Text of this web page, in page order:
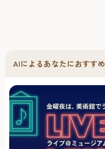
AIによるあなたにおすすめ